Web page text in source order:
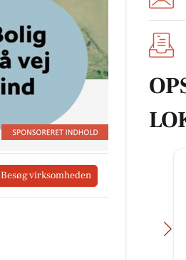
Besøg virksomheden